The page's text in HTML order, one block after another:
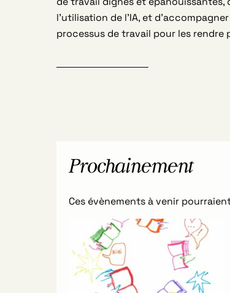
l’utilisation de l’IA, et
processus de travail pour les
Prochainement
Ces évènements à venir